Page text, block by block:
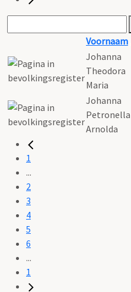
Voornaam
Johanna
Theodora
Maria
Johanna
Petronella
Arnolda
1
...
2
3
4
5
6
...
1